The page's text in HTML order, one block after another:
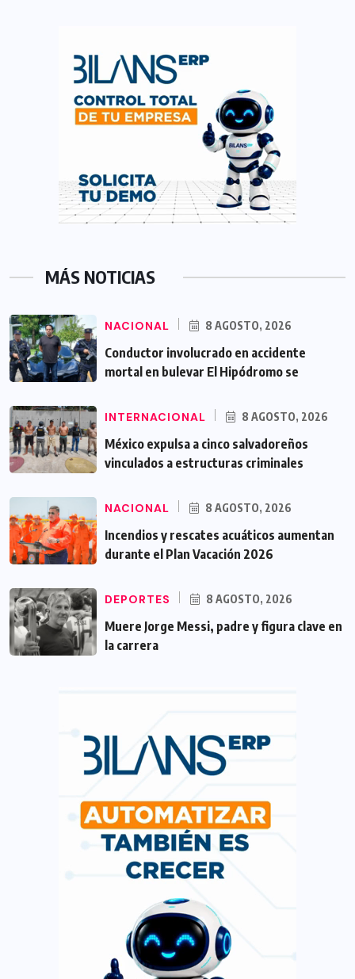
MÁS NOTICIAS
NACIONAL 8 AGOSTO, 2026
Conductor involucrado en accidente
mortal en bulevar El Hipódromo se
INTERNACIONAL 8 AGOSTO, 2026
México expulsa a cinco salvadoreños
vinculados a estructuras criminales
NACIONAL 8 AGOSTO, 2026
Incendios y rescates acuáticos aumentan
durante el Plan Vacación 2026
DEPORTES 8 AGOSTO, 2026
Muere Jorge Messi, padre y figura clave en
la carrera